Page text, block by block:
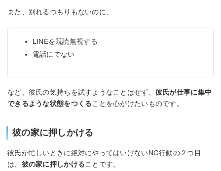
また、別れるつもりもないのに、
LINEを既読無視する
電話にでない
など、彼氏の気持ちを試すようなことはせず、 彼氏が仕事に集中
できるような状態をつくることを心がけたいものです。
彼の家に押しかける
彼氏か忙しいときに絶対にやってはいけないNG行動の２つ目
は、 彼の家に押しかけることです。